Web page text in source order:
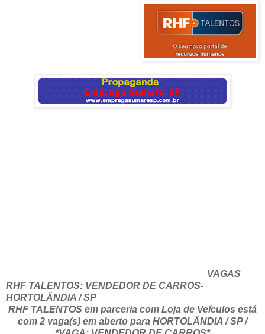
VAGAS
RHF TALENTOS: VENDEDOR DE CARROS-
HORTOLÂNDIA / SP
RHF TALENTOS em parceria com Loja de Veículos está
com 2 vaga(s) em aberto para HORTOLÂNDIA / SP /